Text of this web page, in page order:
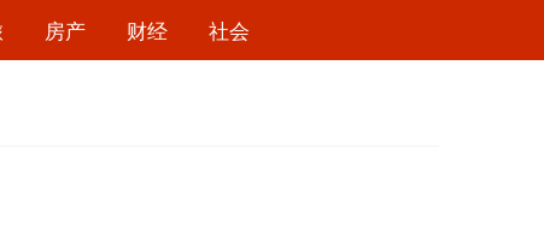
房产 财经 社会